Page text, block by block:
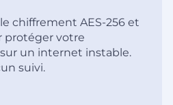
chiffrement AES-256 et
protéger votre
un internet instable.
suivi.